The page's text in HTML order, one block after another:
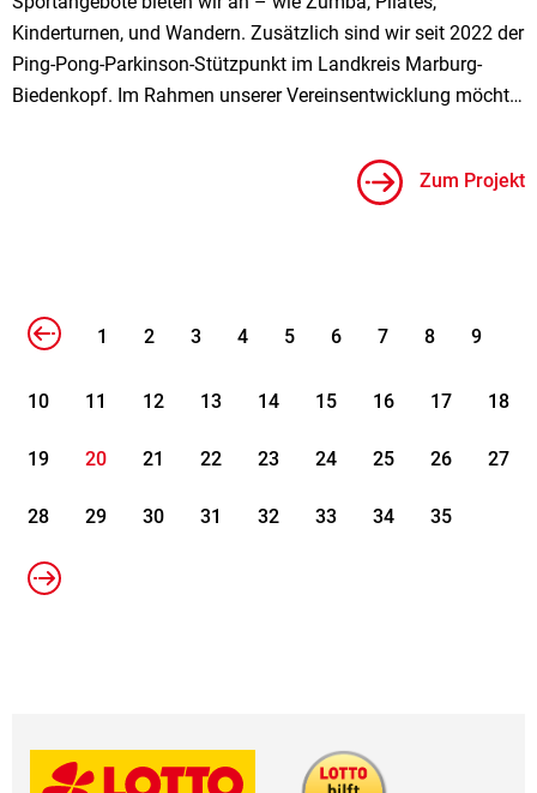
Kinderturnen, und Wandern. Zusätzlich sind wir seit 2022 der
Ping-Pong-Parkinson-Stützpunkt im Landkreis Marburg-
Biedenkopf. Im Rahmen unserer Vereinsentwicklung möcht…
Zum Projekt
1 2 3 4 5 6 7 8 9
10 11 12 13 14 15 16 17 18
19 20 21 22 23 24 25 26 27
28 29 30 31 32 33 34 35